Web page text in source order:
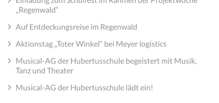
„Regenwald“
Auf Entdeckungsreise im Regenwald
Aktionstag „Toter Winkel“ bei Meyer logistics
Musical-AG der Hubertusschule begeistert mit Musik,
Tanz und Theater
Musical-AG der Hubertusschule lädt ein!